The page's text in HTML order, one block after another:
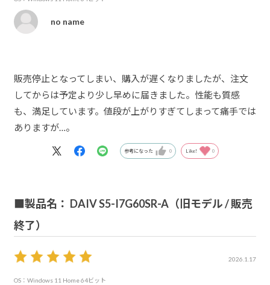
no name
販売停止となってしまい、購入が遅くなりましたが、注文
してからは予定より少し早めに届きました。性能も質感
も、満足しています。値段が上がりすぎてしまって痛手では
ありますが…。
参考になった 0 Like! 0
■製品名： DAIV S5-I7G60SR-A（旧モデル / 販売
終了）
2026.1.17
OS：Windows 11 Home 64ビット